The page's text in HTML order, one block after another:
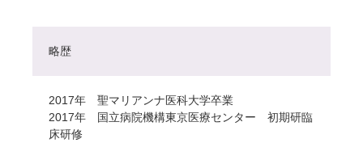
略歴
2017年 聖マリアンナ医科大学卒業
2017年 国立病院機構東京医療センター 初期研臨
床研修